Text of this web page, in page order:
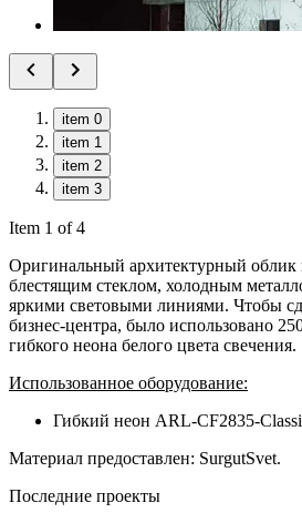
item 0
item 1
item 2
item 3
Item 1 of 4
Оригинальный архитектурный облик
блестящим стеклом, холодным
яркими световыми линиями. Чтобы
бизнес-центра, было использовано
гибкого неона белого цвета свечения.
Использованное оборудование:
Гибкий неон ARL-CF2835-
Материал предоставлен: SurgutSvet.
Последние проекты